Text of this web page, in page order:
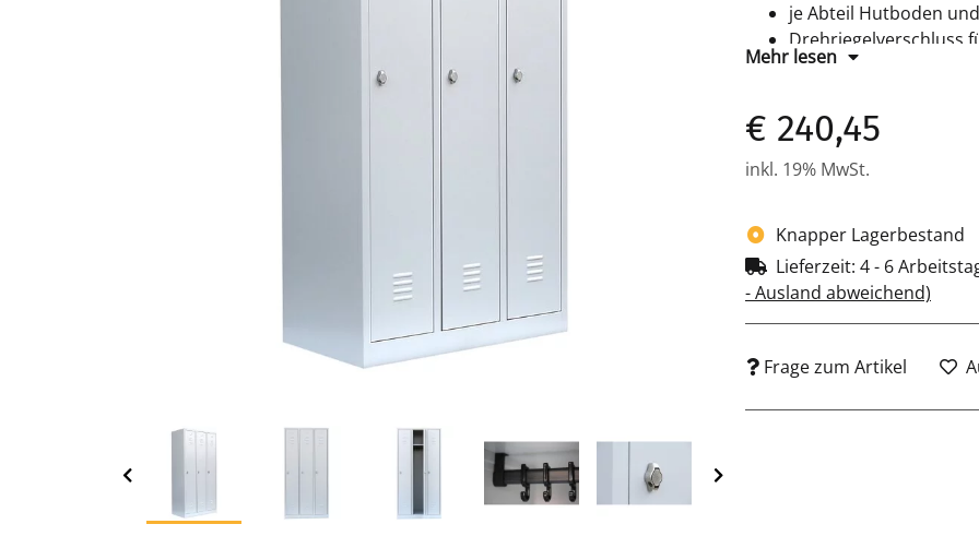
je Abteil Hutboden
Drehriegelverschluss
Maße: H 1800 x B 885
Komplett montiert
Mehr lesen
€ 240,45
inkl. 19% MwSt.
Knapper Lagerbestand
Lieferzeit: 4 - 6
- Ausland abweichend)
Frage zum Artikel